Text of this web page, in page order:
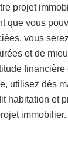
projet
que vous
vous
et de
utilisez dès
habitation et
immobilier.